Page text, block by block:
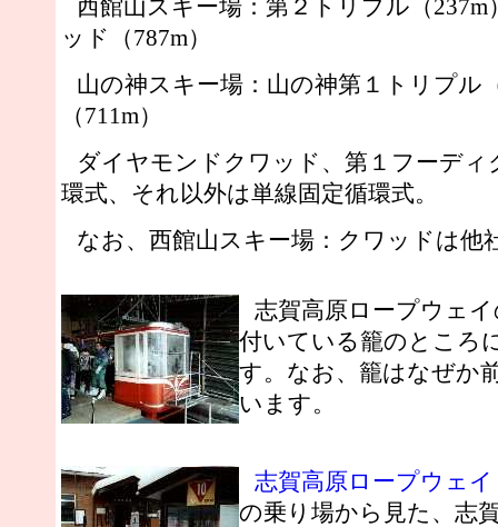
西館山スキー場：第２トリプル（
ッド（787m）
山の神スキー場：山の神第１トリプル
（711m）
ダイヤモンドクワッド、第１フーディ
環式、それ以外は単線固定循環式。
なお、西館山スキー場：クワッドは他
志賀高原ロープウェ
付いている籠のところ
す。なお、籠はなぜか
います。
志賀高原ロープウェ
の乗り場から見た、志